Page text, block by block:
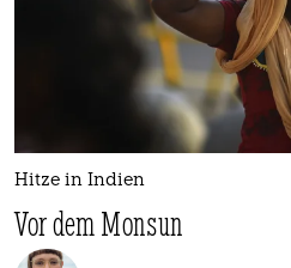
Hitze in Indien
Vor dem Monsun